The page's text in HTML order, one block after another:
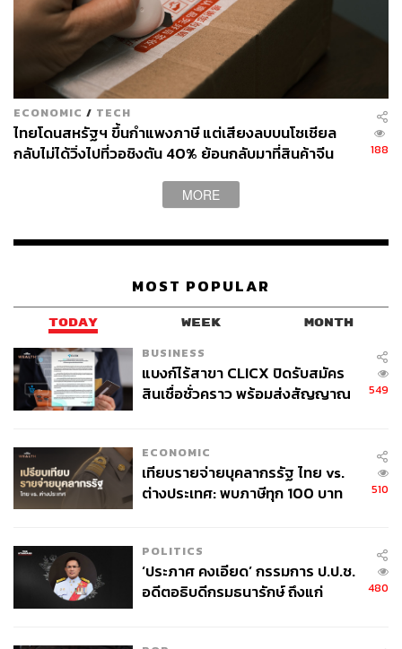
ECONOMIC / TECH
ไทยโดนสหรัฐฯ ขึ้นกำแพงภาษี แต่เสียงลบบนโซเชียล
กลับไม่ได้วิ่งไปที่วอชิงตัน 40% ย้อนกลับมาที่สินค้าจีน
188
MORE
MOST POPULAR
TODAY WEEK MONTH
BUSINESS
แบงก์ไร้สาขา CLICX ปิดรับสมัคร
สินเชื่อชั่วคราว พร้อมส่งสัญญาณ
549
ECONOMIC
เทียบรายจ่ายบุคลากรรัฐ ไทย vs.
ต่างประเทศ: พบภาษีทุก 100 บาท
510
POLITICS
‘ประภาศ คงเอียด’ กรรมการ ป.ป.ช.
อดีตอธิบดีกรมธนารักษ์ ถึงแก่
480